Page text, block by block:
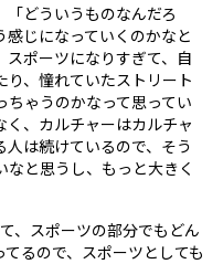
どういうものなんだろ
じになっていくのかなと
ポーツになりすぎて、自
、憧れていたストリート
ゃうのかなって思ってい
、カルチャーはカルチャ
は続けているので、そう
と思うし、もっと大きく
、スポーツの部分でもどん
るので、スポーツとしても